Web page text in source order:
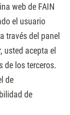
web de FAIN
el usuario
través del panel
usted acepta el
de los terceros.
de
de